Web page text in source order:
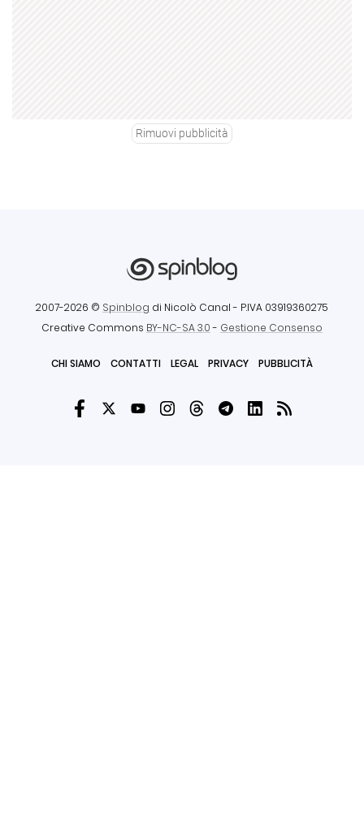
Rimuovi pubblicità
2007-2026 © Spinblog di Nicolò Canal - P.IVA 03919360275
Creative Commons BY-NC-SA 3.0- Gestione Consenso
CHI SIAMO CONTATTI LEGAL PRIVACY PUBBLICITÀ